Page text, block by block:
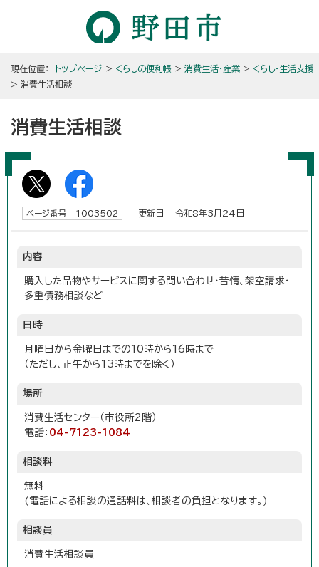
現在位置： トップページ > くらしの便利帳 > 消費生活・産業 > くらし・生活支援
> 消費生活相談
消費生活相談
ページ番号 1003502 更新日 令和8年3月24日
内容
購入した品物やサービスに関する問い合わせ・苦情、架空請求・
多重債務相談など
日時
月曜日から金曜日までの10時から16時まで
（ただし、正午から13時までを除く）
場所
消費生活センター（市役所2階）
電話： 04-7123-1084
相談料
無料
(電話による相談の通話料は、相談者の負担となります。)
相談員
消費生活相談員